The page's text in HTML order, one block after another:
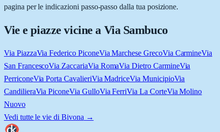
pagina per le indicazioni passo-passo dalla tua posizione.
Vie e piazze vicine a Via Sambuco
Via PiazzaVia Federico PiconeVia Marchese GrecoVia CarmineVia
San FrancescoVia ZaccariaVia RomaVia Dietro CarmineVia
PerriconeVia Porta CavalieriVia MadriceVia MunicipioVia
CandilieraVia PiconeVia GulloVia FerriVia La CorteVia Molino
Nuovo
Vedi tutte le vie di Bivona →